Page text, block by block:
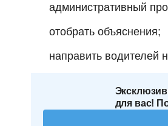
административный
отобрать объяснения;
направить водителей
для вас!